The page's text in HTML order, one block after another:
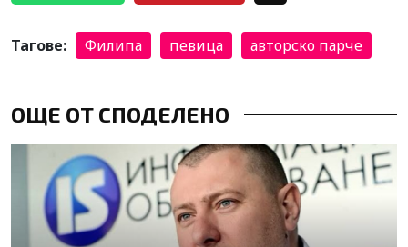
Тагове: Филипа певица авторско парче
ОЩЕ ОТ СПОДЕЛЕНО